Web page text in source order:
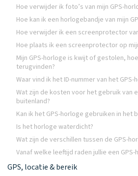
Hoe verwijder ik foto’s van mijn GPS-
Hoe kan ik een horlogebandje van mijn
Hoe verwijder ik een screenprotector
Hoe plaats ik een screenprotector op
Mijn GPS-horloge is kwijt of gestolen,
terugvinden?
Waar vind ik het ID-nummer van het
Wat zijn de kosten voor het gebruik van
buitenland?
Kan ik het GPS-horloge gebruiken in het
Is het horloge waterdicht?
Wat zijn de verschillen tussen de GPS-
Vanaf welke leeftijd raden jullie een GPS-
GPS, locatie & bereik